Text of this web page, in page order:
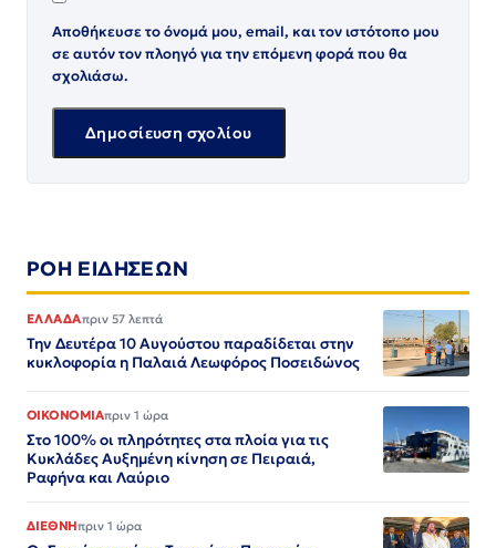
Αποθήκευσε το όνομά μου, email, και τον ιστότοπο μου
σε αυτόν τον πλοηγό για την επόμενη φορά που θα
σχολιάσω.
ΡΟΗ ΕΙΔΗΣΕΩΝ
ΕΛΛΑΔΑπριν 57 λεπτά
Την Δευτέρα 10 Αυγούστου παραδίδεται στην
κυκλοφορία η Παλαιά Λεωφόρος Ποσειδώνος
ΟΙΚΟΝΟΜΙΑπριν 1 ώρα
Στο 100% οι πληρότητες στα πλοία για τις
Κυκλάδες Αυξημένη κίνηση σε Πειραιά,
Ραφήνα και Λαύριο
ΔΙΕΘΝΗπριν 1 ώρα